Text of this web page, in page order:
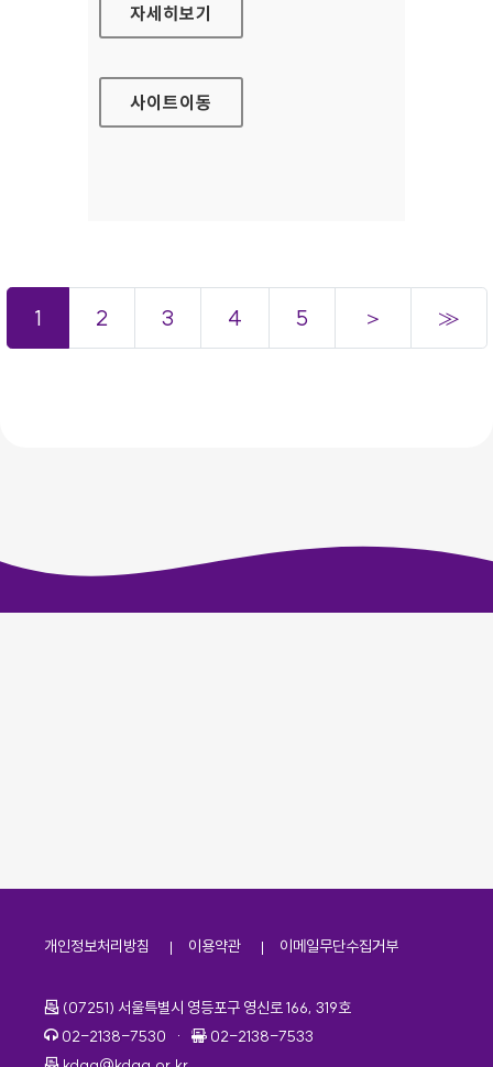
여신금융협회 대표
자세히보기
사이트이동
1 2 3 4 5 ＞ ≫
개인정보처리방침 이용약관 이메일무단수집거부
주소
(07251) 서울특별시 영등포구 영신로 166, 319호
전화번호
02-2138-7530 · 팩스번호
02-2138-7533